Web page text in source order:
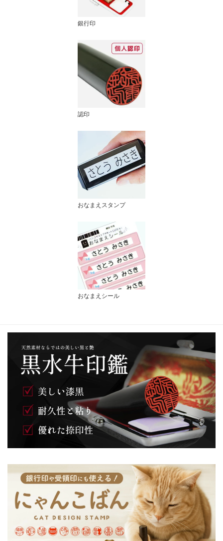
銀行印
認印
おなまえスタンプ
おなまえシール